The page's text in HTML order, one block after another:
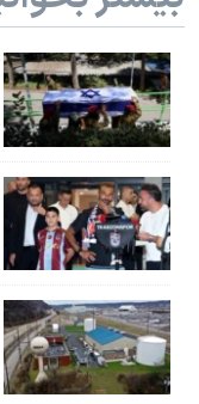
اعتراضات مردمی آبان
اسرائیل در جنگ
نرگس محمدی برنده
همایش محافظه‌کاران
صفحه‌های ویژه
سفر پرزیدنت ترامپ